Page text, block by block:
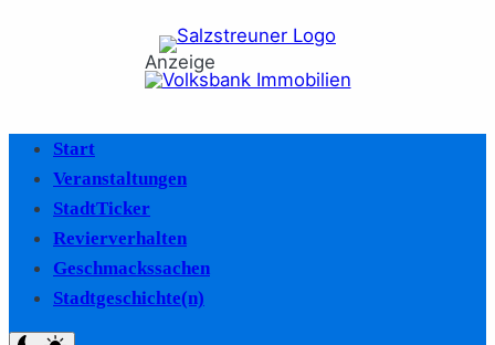
Anzeige
Start
Veranstaltungen
StadtTicker
Revierverhalten
Geschmackssachen
Stadtgeschichte(n)